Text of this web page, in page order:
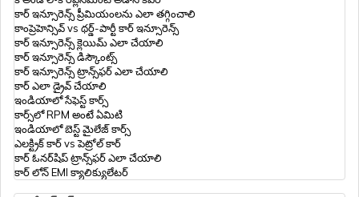
ఏమిటి
టూ వీలర్ బీమా లో ట్రావెల్ మరియు డైలీ అలవెన్స్
బెనిఫిట్ యాడ్ ఆన్
పాత బైక్​ ఇన్సూరెన్స్
క్యాష్​లెస్​ బైక్​ ఇన్సూరెన్స్
కార్ ఇన్సూరెన్స్ ప్రీమియంలను ఎలా తగ్గించాలి
కాంప్రెహెన్సివ్ vs థర్డ్-పార్టీ కార్ ఇన్సూరెన్స్
కార్ ఇన్సూరెన్స్ క్లెయిమ్ ఎలా చేయాలి
కార్ ఇన్సూరెన్స్ డిస్కౌంట్స్
కార్ ఇన్సూరెన్స్ ట్రాన్స్‌ఫర్ ఎలా చేయాలి
కార్ ఎలా డ్రైవ్ చేయాలి
ఇండియాలో సేఫెస్ట్ కార్స్
కార్స్‌లో RPM అంటే ఏమిటి
ఇండియాలో బెస్ట్ మైలేజ్ కార్స్
ఎలక్ట్రిక్ కార్ vs పెట్రోల్ కార్
కార్ ఓనర్‌షిప్ ట్రాన్స్‌ఫర్ ఎలా చేయాలి
కార్ లోన్ EMI క్యాలిక్యులేటర్